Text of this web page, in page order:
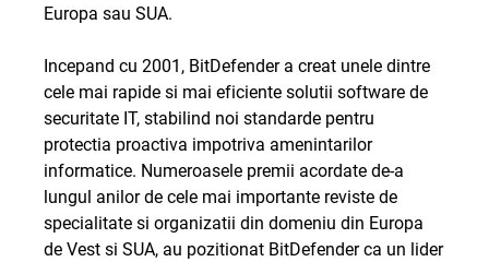
Europa sau SUA.
Incepand cu 2001, BitDefender a creat unele dintre
cele mai rapide si mai eficiente solutii software de
securitate IT, stabilind noi standarde pentru
protectia proactiva impotriva amenintarilor
informatice. Numeroasele premii acordate de-a
lungul anilor de cele mai importante reviste de
specialitate si organizatii din domeniu din Europa
de Vest si SUA, au pozitionat BitDefender ca un lider